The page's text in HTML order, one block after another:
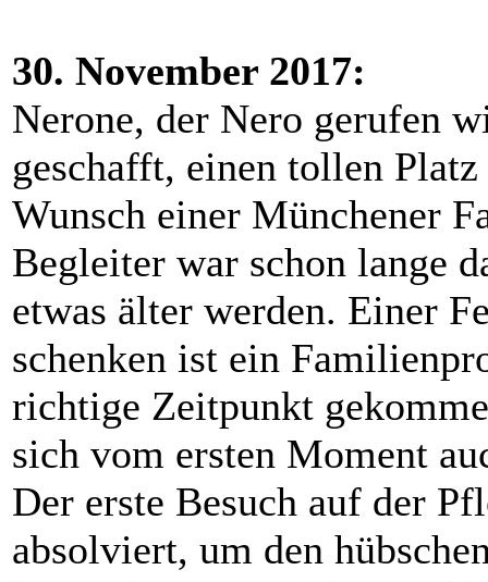
30. November 2017:
Nerone, der Nero gerufen
geschafft, einen tollen
Wunsch einer Münchener
Begleiter war schon lange
etwas älter werden. Einer
schenken ist ein
richtige Zeitpunkt
sich vom ersten Moment
Der erste Besuch auf der
absolviert, um den